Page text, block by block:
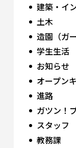
建築・イ
土木
造園（ガ
学生生活
お知らせ
オープン
進路
ガツン！
スタッフ
教務課